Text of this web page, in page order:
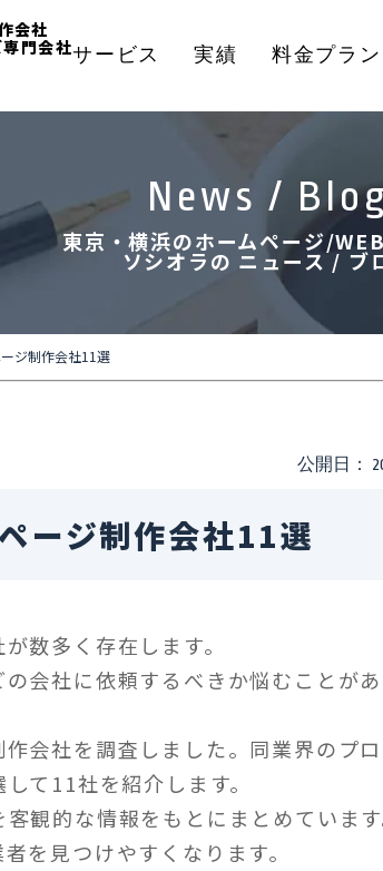
会社
門会社サービス 実績 料金プラン
News /
東京・横浜のホームページ/
ソシオラの ニュース / ブ
ジ制作会社11選
公開日：
ージ制作会社11選
数多く存在します。
会社に依頼するべきか悩むことが
会社を調査しました。同業界のプ
て11社を紹介します。
観的な情報をもとにまとめています
を見つけやすくなります。